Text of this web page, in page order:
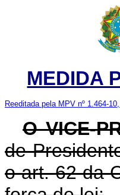
MEDIDA
Reeditada pela MPV nº 1.464-
O VICE-
de
o art. 62 da